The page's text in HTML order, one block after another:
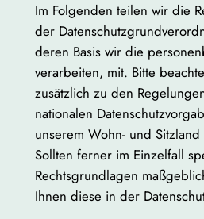
Im Folgenden teilen wir die
der
deren Basis wir die
verarbeiten, mit. Bitte
zusätzlich zu den
nationalen
unserem Wohn- und
Sollten ferner im Einzelfall
Rechtsgrundlagen
Ihnen diese in der